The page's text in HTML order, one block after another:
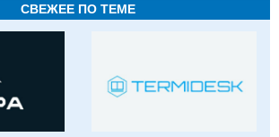
СВЕЖЕЕ ПО ТЕМЕ